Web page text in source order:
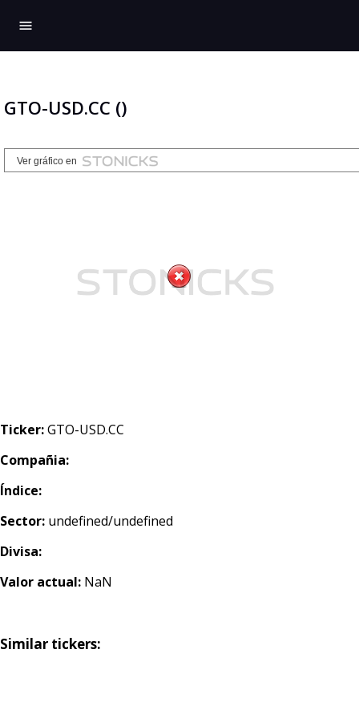
menu
GTO-USD.CC ()
Ticker:GTO-USD.CC
Compañia:
Índice:
Sector: undefined/undefined
Divisa:
Valor actual: NaN
Similar tickers: